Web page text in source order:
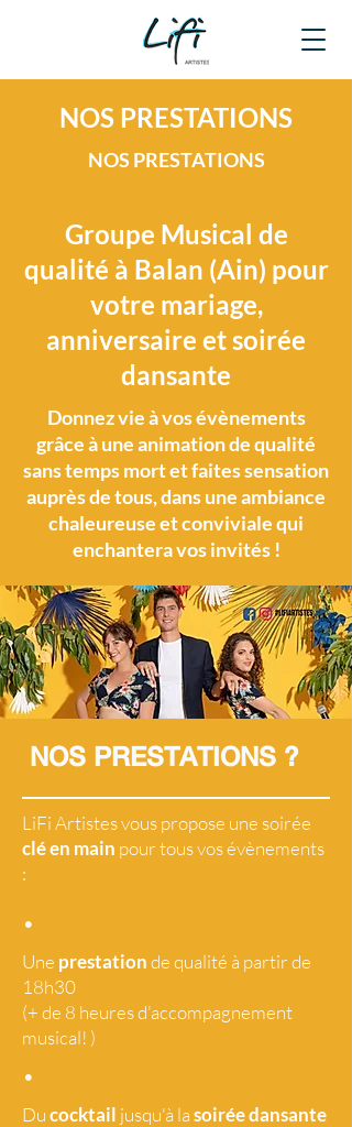
NOS PRESTATIONS
NOS PRESTATIONS
Groupe Musical de
qualité à Balan (Ain) pour
votre mariage,
anniversaire et soirée
dansante
Donnez vie à vos évènements
grâce à une animation de qualité
sans temps mort et faites sensation
auprès de tous, dans une ambiance
chaleureuse et conviviale qui
enchantera vos invités !
NOS PRESTATIONS ?
LiFi Artistes vous propose une soirée
clé en main pour tous vos évènements
:
•
Une prestationde qualité à partir de
18h30
(+ de 8 heures d'accompagnement
musical! )
•
Ducocktail jusqu'à lasoirée dansante